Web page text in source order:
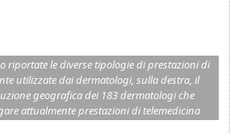
riportate le diverse tipologie di prestazioni di
utilizzate dai dermatologi, sulla destra, il
geografica dei 183 dermatologi che
attualmente prestazioni di telemedicina